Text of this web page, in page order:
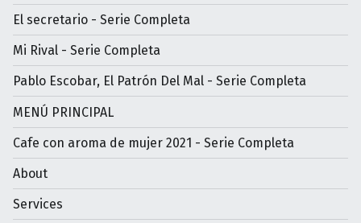
El secretario - Serie Completa
Mi Rival - Serie Completa
Pablo Escobar, El Patrón Del Mal - Serie Completa
MENÚ PRINCIPAL
Cafe con aroma de mujer 2021 - Serie Completa
About
Services